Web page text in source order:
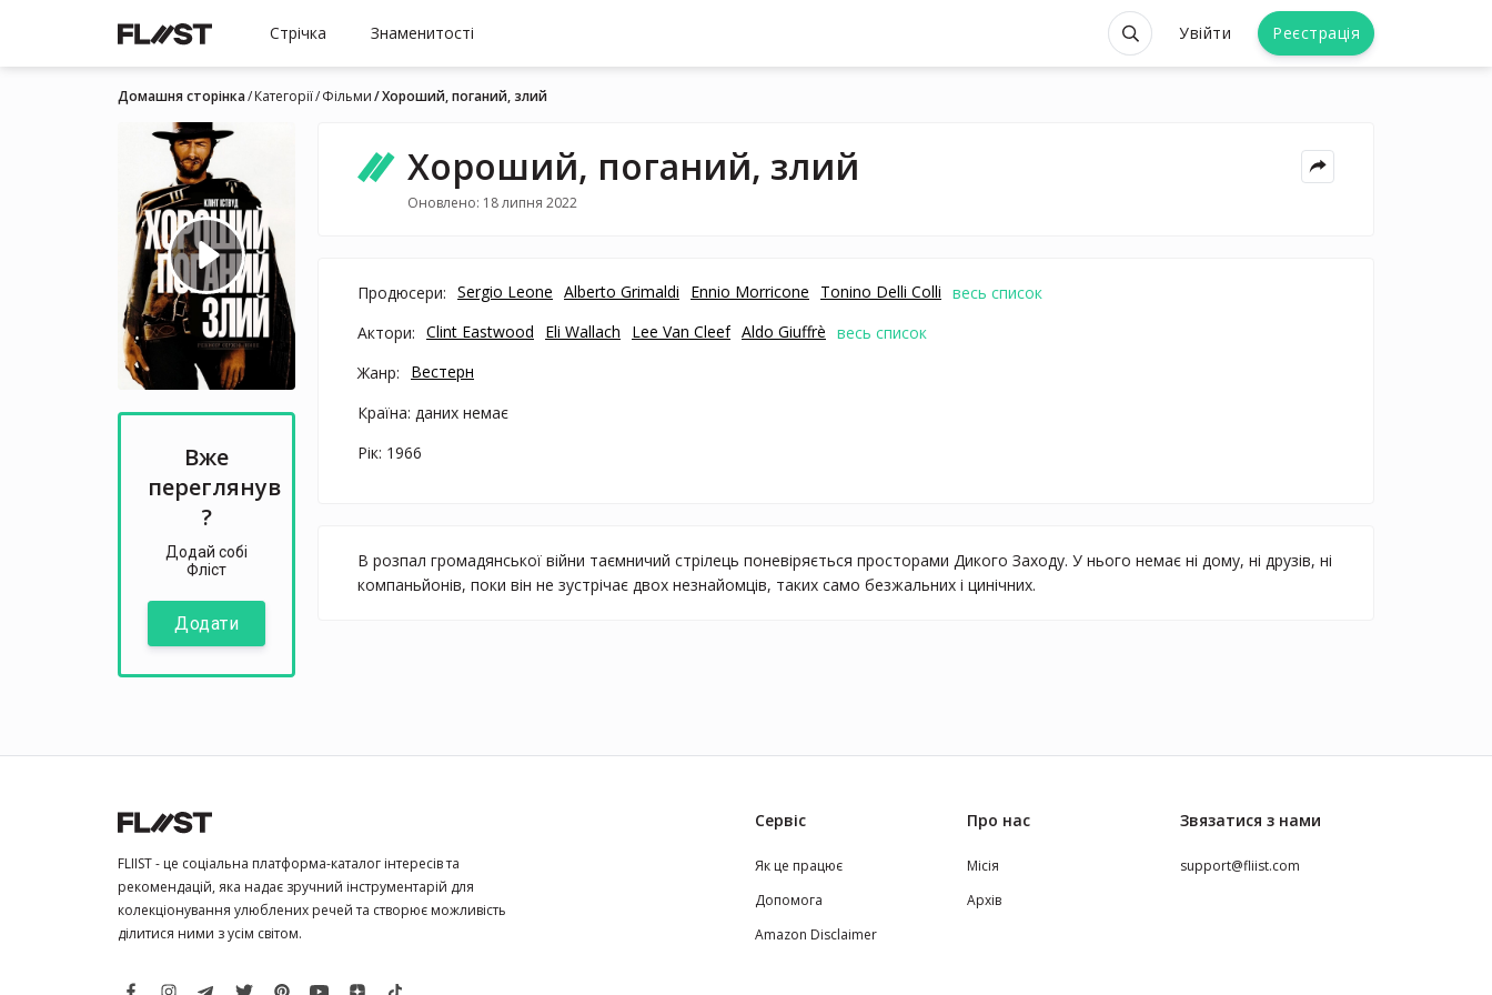
Стрічка Знаменитості Увійти Реєстрація
Домашня сторінка Категорії Фільми Хороший, поганий, злий
Вже
переглянув
?
Додай собі
Фліст
Додати
Хороший, поганий, злий
Оновлено: 18 липня 2022
Продюсери: Sergio Leone Alberto Grimaldi Ennio Morricone Tonino Delli Colli весь список
Актори: Clint Eastwood Eli Wallach Lee Van Cleef Aldo Giuffrè весь список
Жанр:
Вестерн
Країна: даних немає
Рік: 1966
В розпал громадянської війни таємничий стрілець поневіряється просторами Дикого Заходу. У нього немає ні дому, ні друзів, ні
компаньйонів, поки він не зустрічає двох незнайомців, таких само безжальних і цинічних.
FLIIST - це соціальна платформа-каталог інтересів та
рекомендацій, яка надає зручний інструментарій для
колекціонування улюблених речей та створює можливість
ділитися ними з усім світом.
Сервіс
Як це працює
Допомога
Amazon Disclaimer
Про нас
Місія
Архів
Звязатися з нами
support@fliist.com